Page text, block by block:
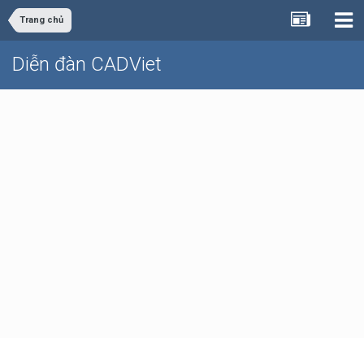
Trang chủ
Diễn đàn CADViet